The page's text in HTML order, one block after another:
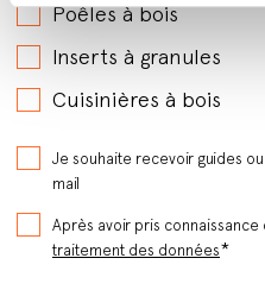
Poêles à bois
Inserts à granules
Cuisinières à bois
Je souhaite recevoir guides
mail
Après avoir pris
traitement des données*